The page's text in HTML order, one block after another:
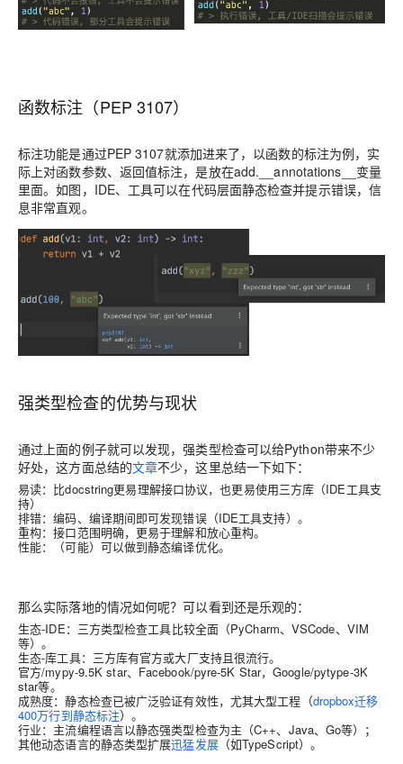
函数标注（PEP 3107）
标注功能是通过PEP 3107就添加进来了，以函数的标注为例，实
际上对函数参数、返回值标注，是放在add. __annotations__ 变量
里面。如图，IDE、工具可以在代码层面静态检查并提示错误，信
息非常直观。
强类型检查的优势与现状
通过上面的例子就可以发现，强类型检查可以给Python带来不少
好处，这方面总结的文章不少，这里总结一下如下：
易读：比docstring更易理解接口协议，也更易使用三方库（IDE工具支
持）
排错：编码、编译期间即可发现错误（IDE工具支持）。
重构：接口范围明确，更易于理解和放心重构。
性能：（可能）可以做到静态编译优化。
那么实际落地的情况如何呢？可以看到还是乐观的：
生态-IDE： 三方类型检查工具比较全面（PyCharm、 VSCode、 VIM
等）。
生态-库工具： 三方库有官方或大厂支持且很流行。
官方/mypy-9.5K star、 Facebook/pyre-5K Star，Google/pytype-3K
star等。
成熟度：静态检查已被广泛验证有效性，尤其大型工程（dropbox迁移
400万行到静态标注）。
行业： 主流编程语言以静态强类型检查为主（C++、 Java、Go等）；
其他动态语言的静态类型扩展迅猛发展（如TypeScript）。